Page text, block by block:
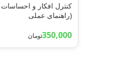
کنترل افکار و احساسات
(راهنمای عملی
ناپسند...)
350,000تومان